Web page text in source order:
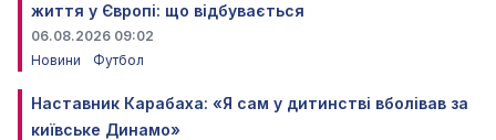
життя у Європі: що відбувається
06.08.2026 09:02
Новини
Футбол
Наставник Карабаха: «Я сам у дитинстві вболівав за
київське Динамо»